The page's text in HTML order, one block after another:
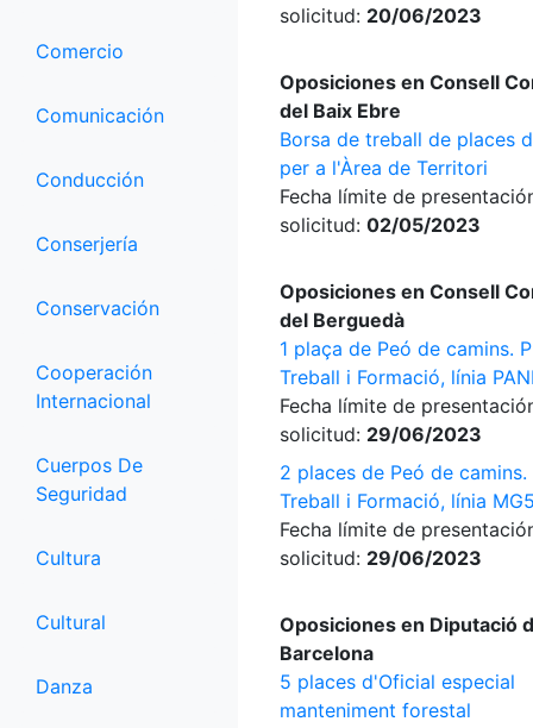
Comercio
Comunicación
Conducción
Conserjería
Conservación
Cooperación
Internacional
Cuerpos De
Seguridad
Cultura
Cultural
Danza
solicitud: 20/06/2023
Oposiciones en Consell
del Baix Ebre
Borsa de treball de places
per a l'Àrea de Territori
Fecha límite de
solicitud: 02/05/2023
Oposiciones en Consell
del Berguedà
1 plaça de Peó de camins.
Treball i Formació, línia
Fecha límite de
solicitud: 29/06/2023
2 places de Peó de
Treball i Formació, línia
Fecha límite de
solicitud: 29/06/2023
Oposiciones en Diputació
Barcelona
5 places d'Oficial especial
manteniment forestal